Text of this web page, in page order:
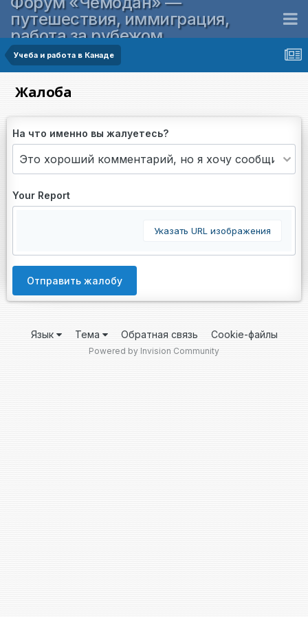
путешествия, иммиграция,
работа за рубежом
Учеба и работа в Канаде
Жалоба
На что именно вы жалуетесь?
Your Report
Указать URL изображения
Отправить жалобу
Язык Тема Обратная связь Cookie-файлы
Powered by Invision Community